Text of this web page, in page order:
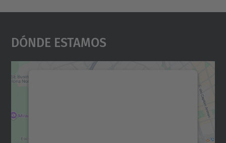
Dónde Estamos